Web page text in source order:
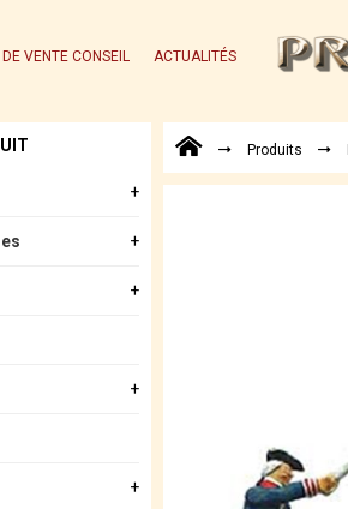
DE VENTE CONSEIL ACTUALITÉS
Produits